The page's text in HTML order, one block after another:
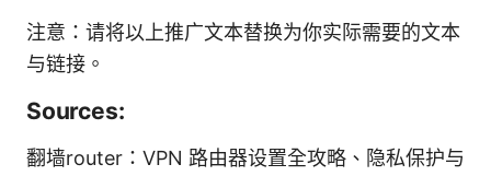
注意：请将以上推广文本替换为你实际需要的文本
与链接。
Sources:
翻墙router：VPN 路由器设置全攻略、隐私保护与